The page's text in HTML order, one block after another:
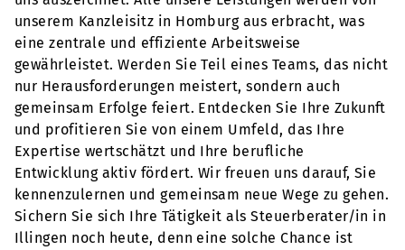
unserem Kanzleisitz in Homburg aus erbracht, was
eine zentrale und effiziente Arbeitsweise
gewährleistet. Werden Sie Teil eines Teams, das nicht
nur Herausforderungen meistert, sondern auch
gemeinsam Erfolge feiert. Entdecken Sie Ihre Zukunft
und profitieren Sie von einem Umfeld, das Ihre
Expertise wertschätzt und Ihre berufliche
Entwicklung aktiv fördert. Wir freuen uns darauf, Sie
kennenzulernen und gemeinsam neue Wege zu gehen.
Sichern Sie sich Ihre Tätigkeit als Steuerberater/in in
Illingen noch heute, denn eine solche Chance ist